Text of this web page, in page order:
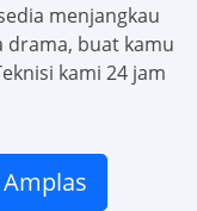
menjangkau
drama, buat kamu
kami 24 jam